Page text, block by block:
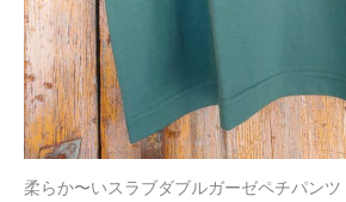
柔らか〜いスラブダブルガーゼペチパンツ